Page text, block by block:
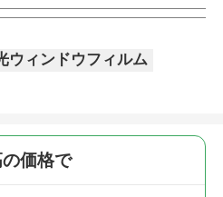
ウィンドウフィルム
価格で